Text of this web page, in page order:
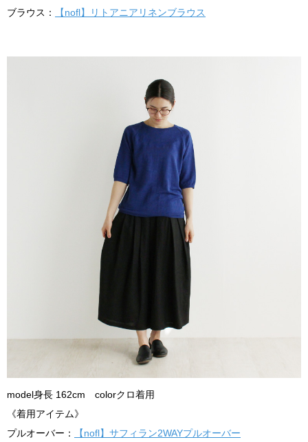
ブラウス：
【nofl】リトアニアリネンブラウス
model身長 162cm colorクロ着用
《着用アイテム》
プルオーバー：
【nofl】サフィラン2WAYプルオーバー